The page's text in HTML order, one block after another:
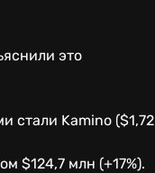
это
стали Kamino ($1,72
$124,7 млн (+17%).